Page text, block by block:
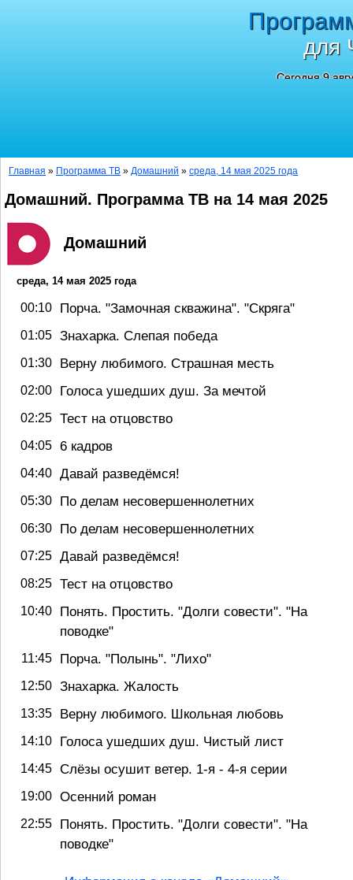
для
Сегодня 9
Главная » Программа ТВ » Домашний » среда, 14 мая 2025 года
Домашний. Программа ТВ на 14 мая 2025
Домашний
среда, 14 мая 2025 года
00:10 Порча. "Замочная скважина". "Скряга"
01:05 Знахарка. Слепая победа
01:30 Верну любимого. Страшная месть
02:00 Голоса ушедших душ. За мечтой
02:25 Тест на отцовство
04:05 6 кадров
04:40 Давай разведёмся!
05:30 По делам несовершеннолетних
06:30 По делам несовершеннолетних
07:25 Давай разведёмся!
08:25 Тест на отцовство
10:40
Понять. Простить. "Долги совести". "На
поводке"
11:45 Порча. "Полынь". "Лихо"
12:50 Знахарка. Жалость
13:35 Верну любимого. Школьная любовь
14:10 Голоса ушедших душ. Чистый лист
14:45 Слёзы осушит ветер. 1-я - 4-я серии
19:00 Осенний роман
22:55
Понять. Простить. "Долги совести". "На
поводке"